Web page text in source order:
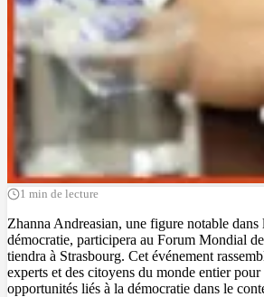
1 min de lecture
Zhanna Andreasian, une figure notable dans
démocratie, participera au Forum Mondial
tiendra à Strasbourg. Cet événement
experts et des citoyens du monde entier
opportunités liés à la démocratie dans le